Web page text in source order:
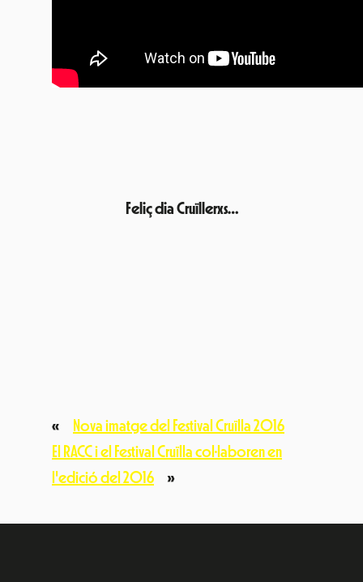
Feliç dia Cruïllerxs…
«
Nova imatge del Festival Cruïlla 2016
El RACC i el Festival Cruïlla col·laboren en
l'edició del 2016
»